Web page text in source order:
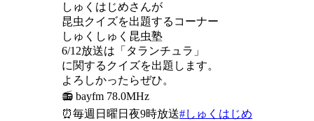
しゅくはじめさんが
昆虫クイズを出題するコーナー
しゅくしゅく昆虫塾
6/12放送は「タランチュラ」
に関するクイズを出題します。
よろしかったらぜひ。
📻 bayfm 78.0MHz
⏰毎週日曜日夜9時放送#しゅくはじめ